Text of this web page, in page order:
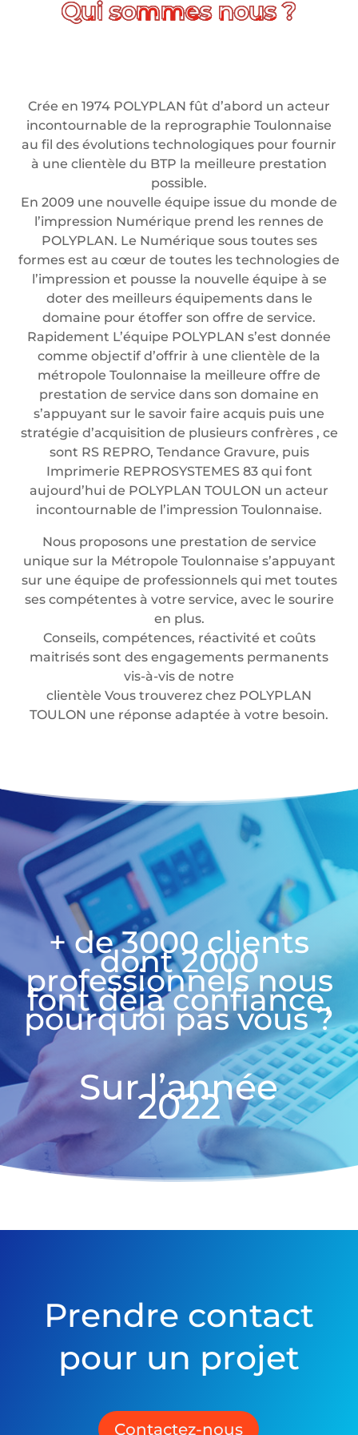
Crée en 1974 POLYPLAN fût d’abord un acteur
incontournable de la reprographie Toulonnaise
au fil des évolutions technologiques pour fournir
à une clientèle du BTP la meilleure prestation
possible.
En 2009 une nouvelle équipe issue du monde de
l’impression Numérique prend les rennes de
POLYPLAN. Le Numérique sous toutes ses
formes est au cœur de toutes les technologies de
l’impression et pousse la nouvelle équipe à se
doter des meilleurs équipements dans le
domaine pour étoffer son offre de service.
Rapidement L’équipe POLYPLAN s’est donnée
comme objectif d’offrir à une clientèle de la
métropole Toulonnaise la meilleure offre de
prestation de service dans son domaine en
s’appuyant sur le savoir faire acquis puis une
stratégie d’acquisition de plusieurs confrères , ce
sont RS REPRO, Tendance Gravure, puis
Imprimerie REPROSYSTEMES 83 qui font
aujourd’hui de POLYPLAN TOULON un acteur
incontournable de l’impression Toulonnaise.
Nous proposons une prestation de service
unique sur la Métropole Toulonnaise s’appuyant
sur une équipe de professionnels qui met toutes
ses compétentes à votre service, avec le sourire
en plus.
Conseils, compétences, réactivité et coûts
maitrisés sont des engagements permanents
vis-à-vis de notre
clientèle Vous trouverez chez POLYPLAN
TOULON une réponse adaptée à votre besoin.
+ de 3000 clients
dont 2000
professionnels nous
font déjà confiance,
pourquoi pas vous ?
Sur l’année
2022
Prendre contact
pour un projet
Contactez-nous